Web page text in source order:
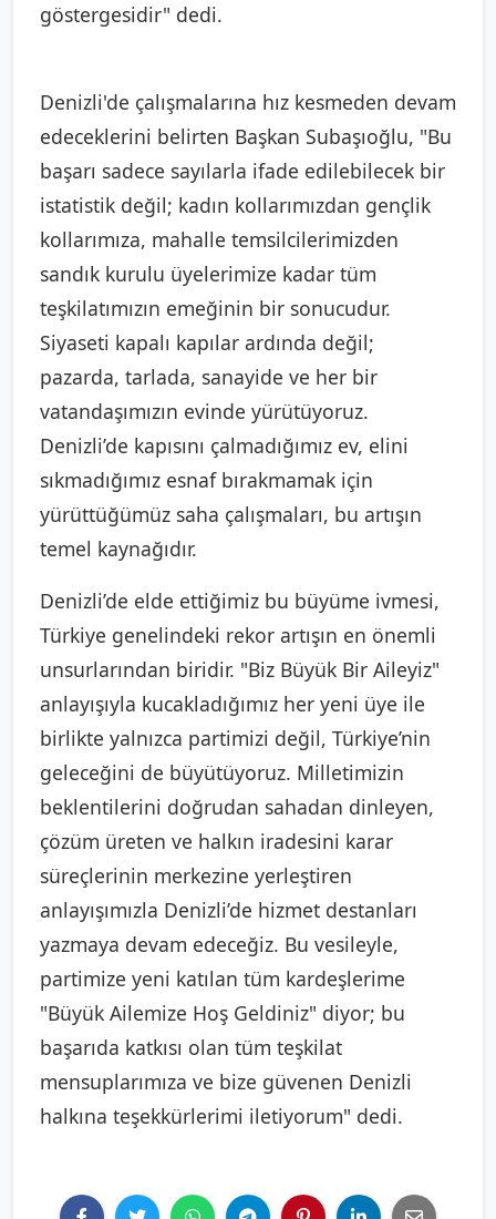
göstergesidir" dedi.
Denizli'de çalışmalarına hız kesmeden devam
edeceklerini belirten Başkan Subaşıoğlu, "Bu
başarı sadece sayılarla ifade edilebilecek bir
istatistik değil; kadın kollarımızdan gençlik
kollarımıza, mahalle temsilcilerimizden
sandık kurulu üyelerimize kadar tüm
teşkilatımızın emeğinin bir sonucudur.
Siyaseti kapalı kapılar ardında değil;
pazarda, tarlada, sanayide ve her bir
vatandaşımızın evinde yürütüyoruz.
Denizli’de kapısını çalmadığımız ev, elini
sıkmadığımız esnaf bırakmamak için
yürüttüğümüz saha çalışmaları, bu artışın
temel kaynağıdır.
Denizli’de elde ettiğimiz bu büyüme ivmesi,
Türkiye genelindeki rekor artışın en önemli
unsurlarından biridir. "Biz Büyük Bir Aileyiz"
anlayışıyla kucakladığımız her yeni üye ile
birlikte yalnızca partimizi değil, Türkiye’nin
geleceğini de büyütüyoruz. Milletimizin
beklentilerini doğrudan sahadan dinleyen,
çözüm üreten ve halkın iradesini karar
süreçlerinin merkezine yerleştiren
anlayışımızla Denizli’de hizmet destanları
yazmaya devam edeceğiz. Bu vesileyle,
partimize yeni katılan tüm kardeşlerime
"Büyük Ailemize Hoş Geldiniz" diyor; bu
başarıda katkısı olan tüm teşkilat
mensuplarımıza ve bize güvenen Denizli
halkına teşekkürlerimi iletiyorum" dedi.